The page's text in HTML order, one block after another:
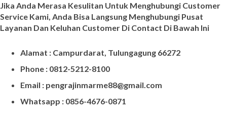
Jika Anda Merasa Kesulitan Untuk Menghubungi Customer
Service Kami, Anda Bisa Langsung Menghubungi Pusat
Layanan Dan Keluhan Customer Di Contact Di Bawah Ini
Alamat : Campurdarat, Tulungagung 66272
Phone : 0812-5212-8100
Email : pengrajinmarme88@gmail.com
Whatsapp : 0856-4676-0871